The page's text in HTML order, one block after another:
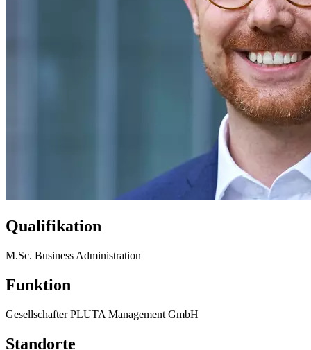
Qualifikation
M.Sc. Business Administration
Funktion
Gesellschafter PLUTA Management GmbH
Standorte